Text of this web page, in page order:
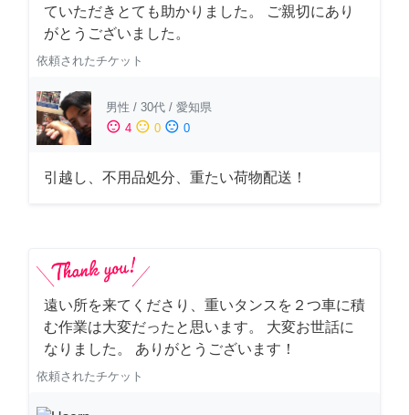
ていただきとても助かりました。 ご親切にあり
がとうございました。
依頼されたチケット
男性 / 30代 / 愛知県
sentiment_satisfied 4 sentiment_neutral 0 sentiment_dissatisfied 0
引越し、不用品処分、重たい荷物配送！
遠い所を来てくださり、重いタンスを２つ車に積
む作業は大変だったと思います。 大変お世話に
なりました。 ありがとうございます！
依頼されたチケット